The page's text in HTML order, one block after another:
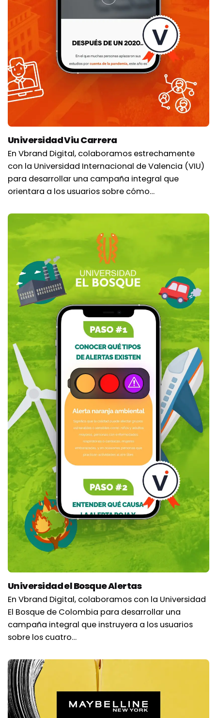
Universidad Viu Carrera
En Vbrand Digital, colaboramos estrechamente
con la Universidad Internacional de Valencia (VIU)
para desarrollar una campaña integral que
orientara a los usuarios sobre cómo…
Universidad el Bosque Alertas
En Vbrand Digital, colaboramos con la Universidad
El Bosque de Colombia para desarrollar una
campaña integral que instruyera a los usuarios
sobre los cuatro…